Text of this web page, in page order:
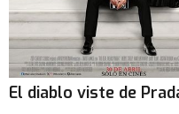
El diablo viste de